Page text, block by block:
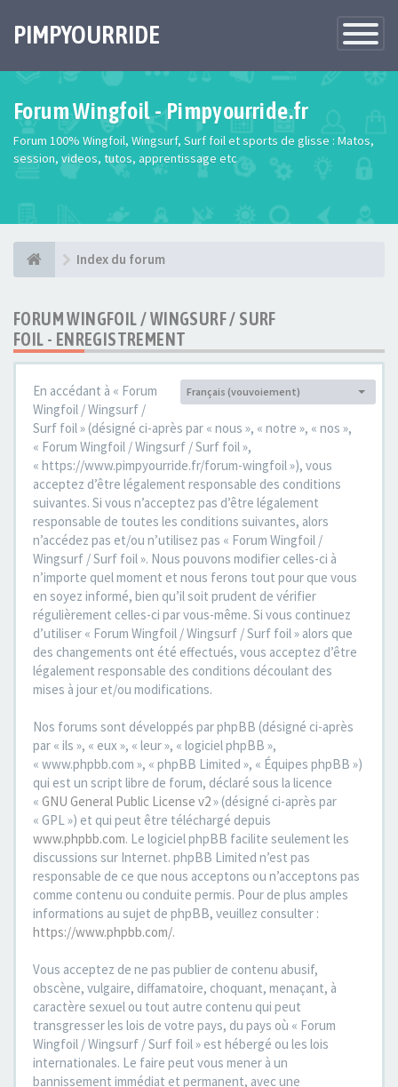
Toggle
PIMPYOURRIDE
Forum Wingfoil - Pimpyourride.fr
Forum 100% Wingfoil, Wingsurf, Surf foil et sports de glisse : Matos,
session, videos, tutos, apprentissage etc
Index du forum
FORUM WINGFOIL / WINGSURF / SURF
FOIL - ENREGISTREMENT
Langue :
Français (vouvoiement)
En accédant à « Forum
Wingfoil / Wingsurf /
Surf foil » (désigné ci-après par « nous », « notre », « nos »,
« Forum Wingfoil / Wingsurf / Surf foil »,
« https://www.pimpyourride.fr/forum-wingfoil »), vous
acceptez d’être légalement responsable des conditions
suivantes. Si vous n’acceptez pas d’être légalement
responsable de toutes les conditions suivantes, alors
n’accédez pas et/ou n’utilisez pas « Forum Wingfoil /
Wingsurf / Surf foil ». Nous pouvons modifier celles-ci à
n’importe quel moment et nous ferons tout pour que vous
en soyez informé, bien qu’il soit prudent de vérifier
régulièrement celles-ci par vous-même. Si vous continuez
d’utiliser « Forum Wingfoil / Wingsurf / Surf foil » alors que
des changements ont été effectués, vous acceptez d’être
légalement responsable des conditions découlant des
mises à jour et/ou modifications.
Nos forums sont développés par phpBB (désigné ci-après
par « ils », « eux », « leur », « logiciel phpBB »,
« www.phpbb.com », « phpBB Limited », « Équipes phpBB »)
qui est un script libre de forum, déclaré sous la licence
« GNU General Public License v2» (désigné ci-après par
« GPL ») et qui peut être téléchargé depuis
www.phpbb.com. Le logiciel phpBB facilite seulement les
discussions sur Internet. phpBB Limited n’est pas
responsable de ce que nous acceptons ou n’acceptons pas
comme contenu ou conduite permis. Pour de plus amples
informations au sujet de phpBB, veuillez consulter :
https://www.phpbb.com/.
Vous acceptez de ne pas publier de contenu abusif,
obscène, vulgaire, diffamatoire, choquant, menaçant, à
caractère sexuel ou tout autre contenu qui peut
transgresser les lois de votre pays, du pays où « Forum
Wingfoil / Wingsurf / Surf foil » est hébergé ou les lois
internationales. Le faire peut vous mener à un
bannissement immédiat et permanent, avec une